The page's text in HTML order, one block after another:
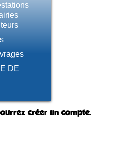
DE
créer un compte.